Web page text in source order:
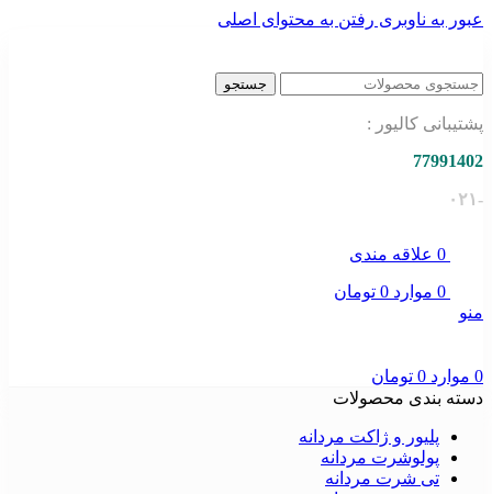
عبور به ناوبری رفتن به محتوای اصلی
جستجو
پشتیبانی کالیور :
77991402
-۰۲۱
0 علاقه مندی
0 موارد 0 تومان
منو
0 موارد 0 تومان
دسته بندی محصولات
پلیور و ژاکت مردانه
پولوشرت مردانه
تی شرت مردانه